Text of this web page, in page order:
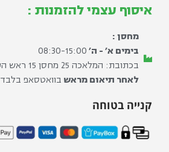
איסוף עצמי להזמנות :
מחסן :
בימים א׳ - ה׳08:30-15:00
בכתובת: המלאכה 25 מחסן 15 ראש העין פארק אפק
לאחר תיאום מראש בוואטסאפ בלבד ⁦0549957099⁩
קנייה בטוחה